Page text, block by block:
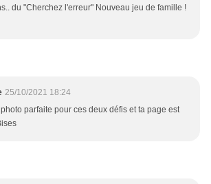
du "Cherchez l'erreur" Nouveau jeu de famille !
25/10/2021 18:24
parfaite pour ces deux défis et ta page est